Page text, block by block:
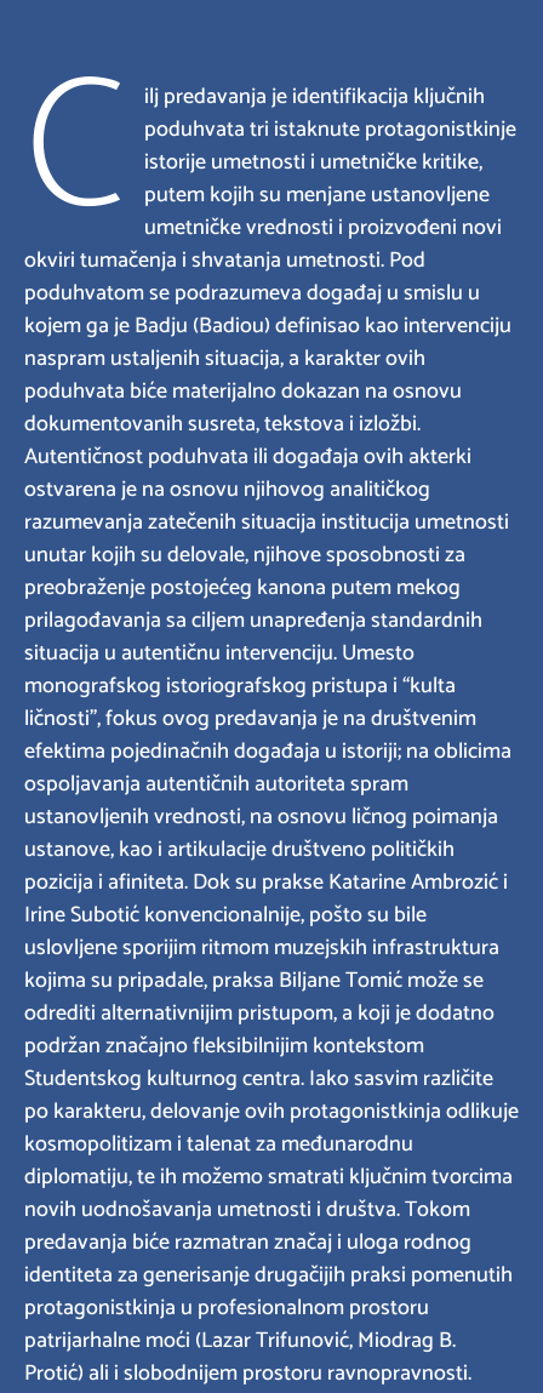
C
ilj predavanja je identifikacija ključnih
poduhvata tri istaknute protagonistkinje
istorije umetnosti i umetničke kritike,
putem kojih su menjane ustanovljene
umetničke vrednosti i proizvođeni novi
okviri tumačenja i shvatanja umetnosti. Pod
poduhvatom se podrazumeva događaj u smislu u
kojem ga je Badju (Badiou) definisao kao intervenciju
naspram ustaljenih situacija, a karakter ovih
poduhvata biće materijalno dokazan na osnovu
dokumentovanih susreta, tekstova i izložbi.
Autentičnost poduhvata ili događaja ovih akterki
ostvarena je na osnovu njihovog analitičkog
razumevanja zatečenih situacija institucija umetnosti
unutar kojih su delovale, njihove sposobnosti za
preobraženje postojećeg kanona putem mekog
prilagođavanja sa ciljem unapređenja standardnih
situacija u autentičnu intervenciju. Umesto
monografskog istoriografskog pristupa i “kulta
ličnosti”, fokus ovog predavanja je na društvenim
efektima pojedinačnih događaja u istoriji; na oblicima
ospoljavanja autentičnih autoriteta spram
ustanovljenih vrednosti, na osnovu ličnog poimanja
ustanove, kao i artikulacije društveno političkih
pozicija i afiniteta. Dok su prakse Katarine Ambrozić i
Irine Subotić konvencionalnije, pošto su bile
uslovljene sporijim ritmom muzejskih infrastruktura
kojima su pripadale, praksa Biljane Tomić može se
odrediti alternativnijim pristupom, a koji je dodatno
podržan značajno fleksibilnijim kontekstom
Studentskog kulturnog centra. Iako sasvim različite
po karakteru, delovanje ovih protagonistkinja odlikuje
kosmopolitizam i talenat za međunarodnu
diplomatiju, te ih možemo smatrati ključnim tvorcima
novih uodnošavanja umetnosti i društva. Tokom
predavanja biće razmatran značaj i uloga rodnog
identiteta za generisanje drugačijih praksi pomenutih
protagonistkinja u profesionalnom prostoru
patrijarhalne moći (Lazar Trifunović, Miodrag B.
Protić) ali i slobodnijem prostoru ravnopravnosti.